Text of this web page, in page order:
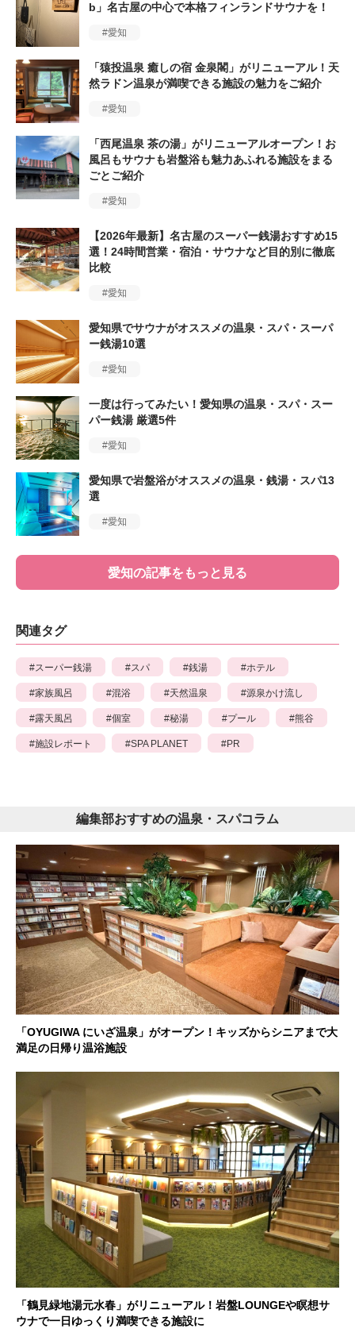
b」名古屋の中心で本格フィンランドサウナを！
愛知
「猿投温泉 癒しの宿 金泉閣」がリニューアル！天
然ラドン温泉が満喫できる施設の魅力をご紹介
愛知
「西尾温泉 茶の湯」がリニューアルオープン！お
風呂もサウナも岩盤浴も魅力あふれる施設をまる
ごとご紹介
愛知
【2026年最新】名古屋のスーパー銭湯おすすめ15
選！24時間営業・宿泊・サウナなど目的別に徹底
比較
愛知
愛知県でサウナがオススメの温泉・スパ・スーパ
ー銭湯10選
愛知
一度は行ってみたい！愛知県の温泉・スパ・スー
パー銭湯 厳選5件
愛知
愛知県で岩盤浴がオススメの温泉・銭湯・スパ13
選
愛知
愛知の記事をもっと見る
関連タグ
スーパー銭湯 スパ 銭湯 ホテル
家族風呂 混浴 天然温泉 源泉かけ流し
露天風呂 個室 秘湯 プール 熊谷
施設レポート SPA PLANET PR
編集部おすすめの温泉・スパコラム
「OYUGIWA にいざ温泉」がオープン！キッズからシニアまで大
満足の日帰り温浴施設
「鶴見緑地湯元水春」がリニューアル！岩盤LOUNGEや瞑想サ
ウナで一日ゆっくり満喫できる施設に